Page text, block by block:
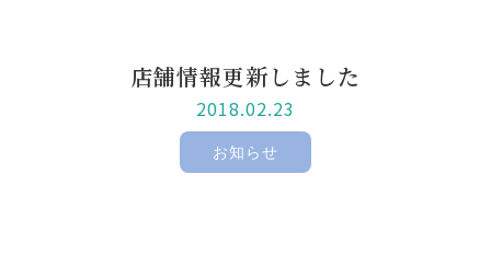
店舗情報更新しました
2018.02.23
お知らせ